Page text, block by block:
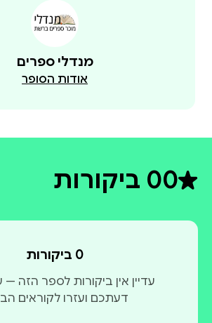
מֵדִיטַצְיָה, לִקְרֹא וְלִכְתֹּב. לֹא מִזְּמַן
מנדלי ספרים
אודות הסופר
0דירוג ממוצע 0 מתוך 5
0 ביקורות
0 ביקורות
עדיין אין ביקורות לספר הזה
דעתכם ועזרו לקוראים